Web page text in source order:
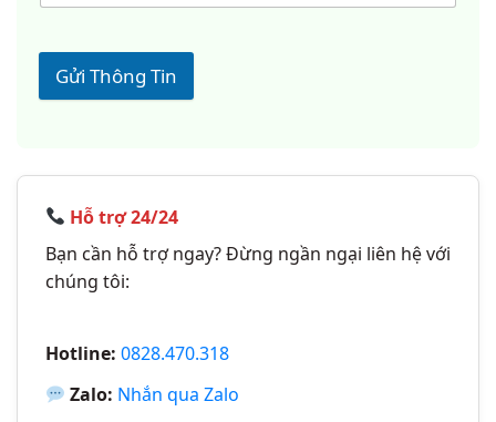
Gửi Thông Tin
Hỗ trợ 24/24
Bạn cần hỗ trợ ngay? Đừng ngần ngại liên hệ với
chúng tôi:
Hotline: 0828.470.318
Zalo: Nhắn qua Zalo